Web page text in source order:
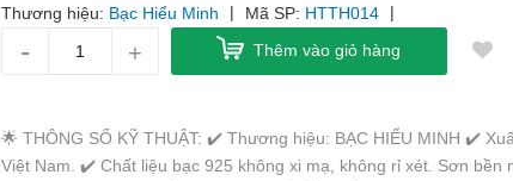
Thương hiệu: Bạc Hiểu Minh | Mã SP: HTTH014 |
- + Thêm vào giỏ hàng
🌟 THÔNG SỐ KỸ THUẬT: ✔️ Thương hiệu: BẠC HIỂU MINH ✔️
Việt Nam. ✔️ Chất liệu bạc 925 không xi mạ, không rỉ xét. Sơn bền